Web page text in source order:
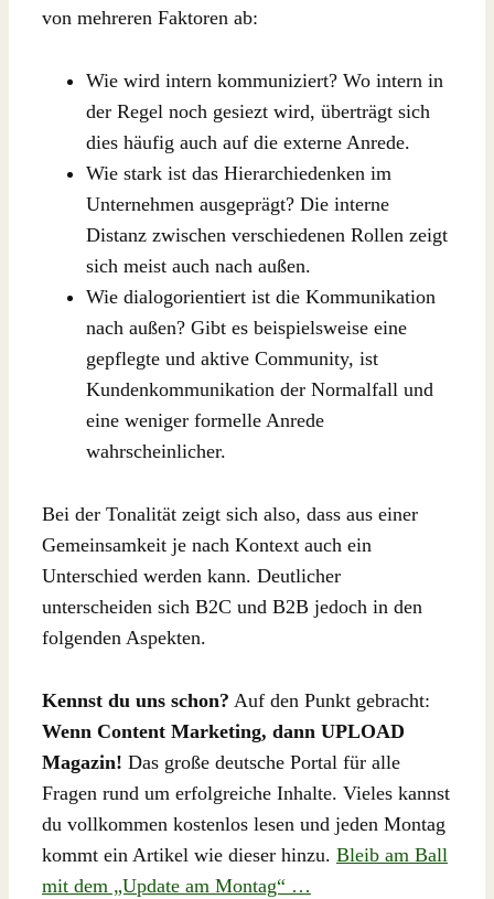
von mehreren Faktoren ab:
Wie wird intern kommuniziert? Wo intern in
der Regel noch gesiezt wird, überträgt sich
dies häufig auch auf die externe Anrede.
Wie stark ist das Hierarchiedenken im
Unternehmen ausgeprägt? Die interne
Distanz zwischen verschiedenen Rollen zeigt
sich meist auch nach außen.
Wie dialogorientiert ist die Kommunikation
nach außen? Gibt es beispielsweise eine
gepflegte und aktive Community, ist
Kundenkommunikation der Normalfall und
eine weniger formelle Anrede
wahrscheinlicher.
Bei der Tonalität zeigt sich also, dass aus einer
Gemeinsamkeit je nach Kontext auch ein
Unterschied werden kann. Deutlicher
unterscheiden sich B2C und B2B jedoch in den
folgenden Aspekten.
Kennst du uns schon? Auf den Punkt gebracht:
Wenn Content Marketing, dann UPLOAD
Magazin! Das große deutsche Portal für alle
Fragen rund um erfolgreiche Inhalte. Vieles kannst
du vollkommen kostenlos lesen und jeden Montag
kommt ein Artikel wie dieser hinzu. Bleib am Ball
mit dem „Update am Montag“ …